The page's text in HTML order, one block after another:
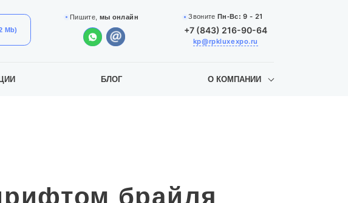
Mb)
Пишите, мы онлайн Звоните Пн-Вс:9 - 21
+7 (843) 216-90-64
kp@rpkluxexpo.ru
БЛОГ О КОМПАНИИ
брайля